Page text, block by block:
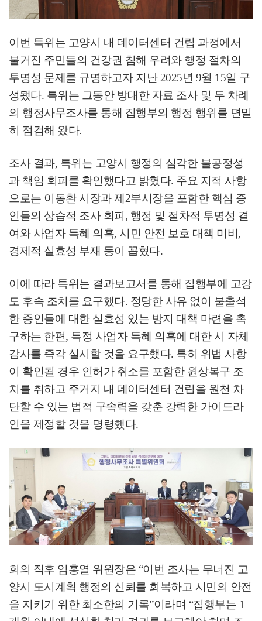
이번 특위는 고양시 내 데이터센터 건립 과정에서
불거진 주민들의 건강권 침해 우려와 행정 절차의
투명성 문제를 규명하고자 지난2025년 9월 15일 구
성됐다. 특위는 그동안 방대한 자료 조사 및 두 차례
의 행정사무조사를 통해 집행부의 행정 행위를 면밀
히 점검해 왔다.
조사 결과, 특위는 고양시 행정의 심각한 불공정성
과 책임 회피를 확인했다고 밝혔다. 주요 지적 사항
으로는 이동환 시장과 제 2부시장을 포함한 핵심 증
인들의 상습적 조사 회피 , 행정 및 절차적 투명성 결
여와 사업자 특혜 의혹, 시민 안전 보호 대책 미비 ,
경제적 실효성 부재 등이 꼽혔다.
이에 따라 특위는 결과보고서를 통해 집행부에 고강
도 후속 조치를 요구했다. 정당한 사유 없이 불출석
한 증인들에 대한 실효성 있는 방지 대책 마련을 촉
구하는 한편, 특정 사업자 특혜 의혹에 대한 시 자체
감사를 즉각 실시할 것을 요구했다. 특히 위법 사항
이 확인될 경우 인허가 취소를 포함한 원상복구 조
치를 취하고 주거지 내 데이터센터 건립을 원천 차
단할 수 있는 법적 구속력을 갖춘 강력한 가이드라
인을 제정할 것을 명령했다.
회의 직후 임홍열 위원장은 “이번 조사는 무너진 고
양시 도시계획 행정의 신뢰를 회복하고 시민의 안전
을 지키기 위한 최소한의 기록”이라며 “집행부는 1